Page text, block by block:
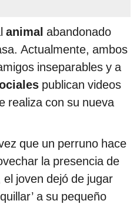
animal abandonado
Actualmente, ambos
inseparables y a
publican videos
realiza con su nueva
que un perruno hace
la presencia de
joven dejó de jugar
a su pequeño